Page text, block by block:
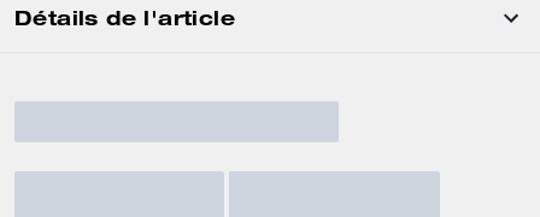
Détails de l'article